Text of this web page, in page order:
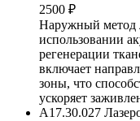
2500 ₽
Наружный метод
использовании
регенерации
включает
зоны, что
ускоряет
A17.30.027